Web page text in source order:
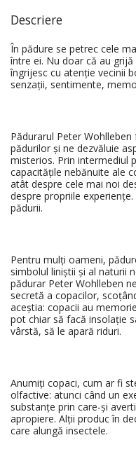
Descriere
În pădure se petrec cele
între ei. Nu doar că au
îngrijesc cu atenție vecinii
senzații, sentimente,
Pădurarul Peter
pădurilor și ne dezvăluie
misterios. Prin intermediul
capacitățile nebănuite ale
atât despre cele mai noi
despre propriile
pădurii.
Pentru mulți oameni,
simbolul liniștii și al naturii
pădurar Peter Wohlleben
secretă a copacilor,
aceștia: copacii au
pot chiar să facă insolație
vârstă, să le apară riduri.
Anumiți copaci, cum ar fi
olfactive: atunci când un
substanțe prin care-și
apropiere. Alții produc în
care alungă insectele.